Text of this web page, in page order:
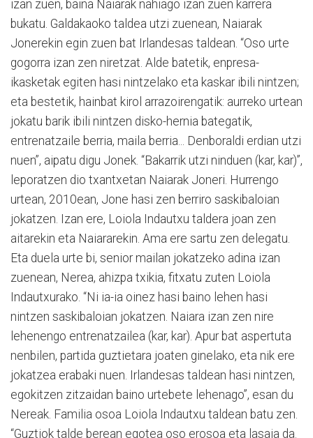
izan zuen, baina Naiarak nahiago izan zuen karrera
bukatu. Galdakaoko taldea utzi zuenean, Naiarak
Jonerekin egin zuen bat Irlandesas taldean. “Oso urte
gogorra izan zen niretzat. Alde batetik, enpresa-
ikasketak egiten hasi nintzelako eta kaskar ibili nintzen;
eta bestetik, hainbat kirol arrazoirengatik: aurreko urtean
jokatu barik ibili nintzen disko-hernia bategatik,
entrenatzaile berria, maila berria... Denboraldi erdian utzi
nuen”, aipatu digu Jonek. “Bakarrik utzi ninduen (kar, kar)”,
leporatzen dio txantxetan Naiarak Joneri. Hurrengo
urtean, 2010ean, Jone hasi zen berriro saskibaloian
jokatzen. Izan ere, Loiola Indautxu taldera joan zen
aitarekin eta Naiararekin. Ama ere sartu zen delegatu.
Eta duela urte bi, senior mailan jokatzeko adina izan
zuenean, Nerea, ahizpa txikia, fitxatu zuten Loiola
Indautxurako. “Ni ia-ia oinez hasi baino lehen hasi
nintzen saskibaloian jokatzen. Naiara izan zen nire
lehenengo entrenatzailea (kar, kar). Apur bat aspertuta
nenbilen, partida guztietara joaten ginelako, eta nik ere
jokatzea erabaki nuen. Irlandesas taldean hasi nintzen,
egokitzen zitzaidan baino urtebete lehenago”, esan du
Nereak. Familia osoa Loiola Indautxu taldean batu zen.
“Guztiok talde berean egotea oso erosoa eta lasaia da.